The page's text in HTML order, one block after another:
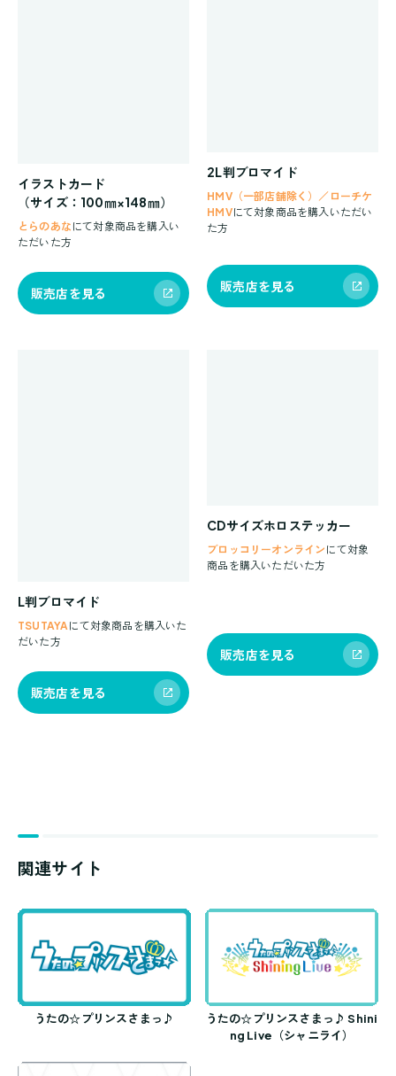
イラストカード
（サイズ：100㎜×148㎜）
とらのあな にて対象商品を購入い
ただいた方
販売店を見る
2L判ブロマイド
HMV（一部店舗除く）／ローチケ
HMVにて対象商品を購入いただい
た方
販売店を見る
L判ブロマイド
TSUTAYAにて対象商品を購入いた
だいた方
販売店を見る
CDサイズホロステッカー
ブロッコリーオンライン にて対象
商品を購入いただいた方
販売店を見る
関連サイト
うたの☆プリンスさまっ♪
うたの☆プリンスさまっ♪ Shini
ng Live（シャニライ）